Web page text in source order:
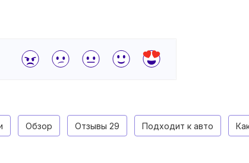
Обзор Отзывы 29 Подходит к авто